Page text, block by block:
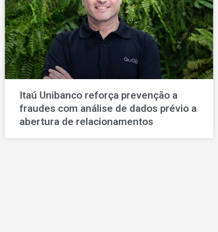
Itaú Unibanco reforça prevenção a
fraudes com análise de dados prévio a
abertura de relacionamentos